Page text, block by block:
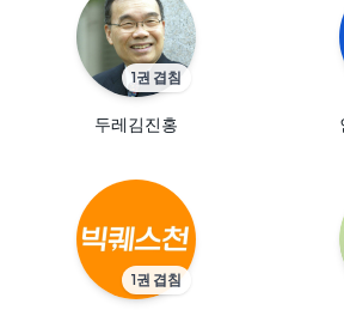
1권 겹침
두레김진홍
1권 겹침